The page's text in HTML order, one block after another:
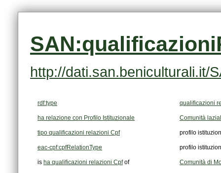
http://dati.san.beniculturali.it/
rdf:type qualificazioni
ha relazione con Profilo Istituzionale Comunità
tipo qualificazioni relazioni Cpf profilo
eac-cpf:cpfRelationType profilo
is ha qualificazioni relazioni Cpfof Comunità di